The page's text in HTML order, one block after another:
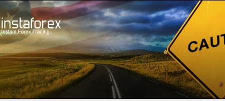
最低